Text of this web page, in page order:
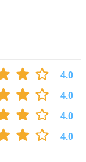
4.0
4.0
4.0
4.0